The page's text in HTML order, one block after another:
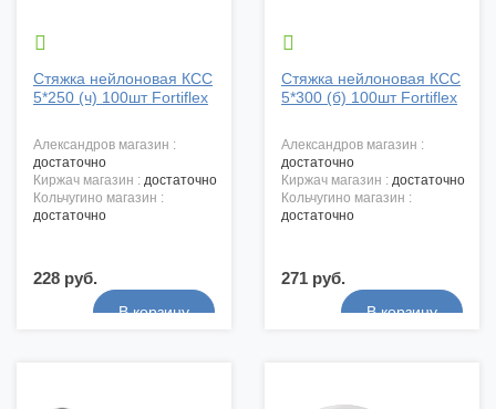

Стяжка нейлоновая КСС
5*250 (ч) 100шт Fortiflex
александров магазин :
достаточно
киржач магазин : достаточно
кольчугино магазин :
достаточно
228 руб.

Стяжка нейлоновая КСС
5*300 (б) 100шт Fortiflex
александров магазин :
достаточно
киржач магазин : достаточно
кольчугино магазин :
достаточно
271 руб.